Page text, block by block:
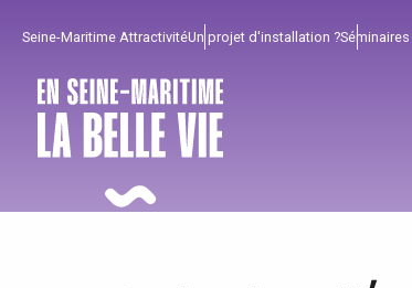
principal
Seine-Maritime AttractivitéUn projet d'installation ?